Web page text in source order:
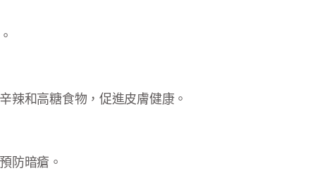
辣和高糖食物，促進皮膚健康。
防暗瘡。